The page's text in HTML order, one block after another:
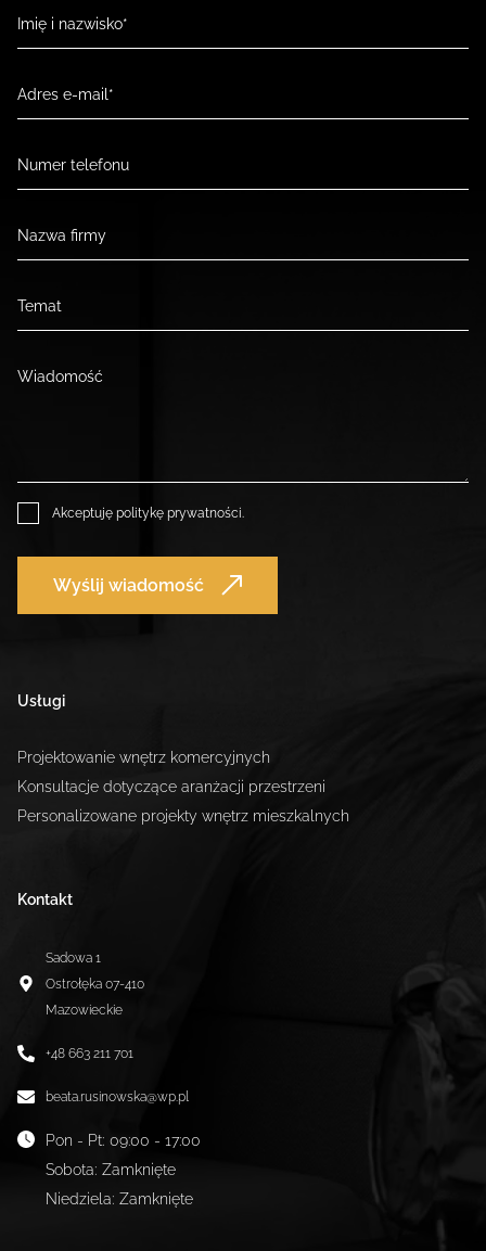
Kontakt
Sadowa 1
Ostrołęka 07-410
Mazowieckie
+48 663 211 701
beata.rusinowska@wp.pl
Pon - Pt: 09:00 - 17:00
Sobota: Zamknięte
Niedziela: Zamknięte
Usługi
Projektowanie wnętrz komercyjnych
Konsultacje dotyczące aranżacji przestrzeni
Personalizowane projekty wnętrz mieszkalnych
Akceptuję politykę prywatności.
Wyślij wiadomość